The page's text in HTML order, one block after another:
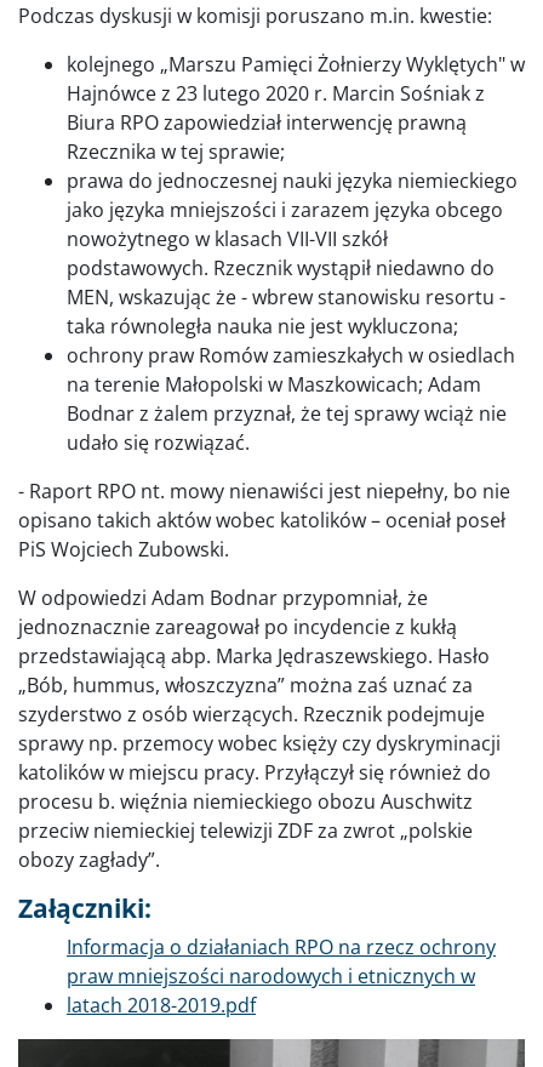
Podczas dyskusji w komisji poruszano m.in. kwestie:
kolejnego „Marszu Pamięci Żołnierzy Wyklętych" w
Hajnówce z 23 lutego 2020 r. Marcin Sośniak z
Biura RPO zapowiedział interwencję prawną
Rzecznika w tej sprawie;
prawa do jednoczesnej nauki języka niemieckiego
jako języka mniejszości i zarazem języka obcego
nowożytnego w klasach VII-VII szkół
podstawowych. Rzecznik wystąpił niedawno do
MEN, wskazując że - wbrew stanowisku resortu -
taka równoległa nauka nie jest wykluczona;
ochrony praw Romów zamieszkałych w osiedlach
na terenie Małopolski w Maszkowicach; Adam
Bodnar z żalem przyznał, że tej sprawy wciąż nie
udało się rozwiązać.
- Raport RPO nt. mowy nienawiści jest niepełny, bo nie
opisano takich aktów wobec katolików – oceniał poseł
PiS Wojciech Zubowski.
W odpowiedzi Adam Bodnar przypomniał, że
jednoznacznie zareagował po incydencie z kukłą
przedstawiającą abp. Marka Jędraszewskiego. Hasło
„Bób, hummus, włoszczyzna” można zaś uznać za
szyderstwo z osób wierzących. Rzecznik podejmuje
sprawy np. przemocy wobec księży czy dyskryminacji
katolików w miejscu pracy. Przyłączył się również do
procesu b. więźnia niemieckiego obozu Auschwitz
przeciw niemieckiej telewizji ZDF za zwrot „polskie
obozy zagłady”.
Załączniki:
Dokument
Informacja o działaniach RPO na rzecz ochrony
praw mniejszości narodowych i etnicznych w
latach 2018-2019.pdf